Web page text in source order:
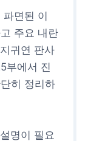
면된 이
주요 내란
귀연 판사
부에서 진
히 정리하
설명이 필요